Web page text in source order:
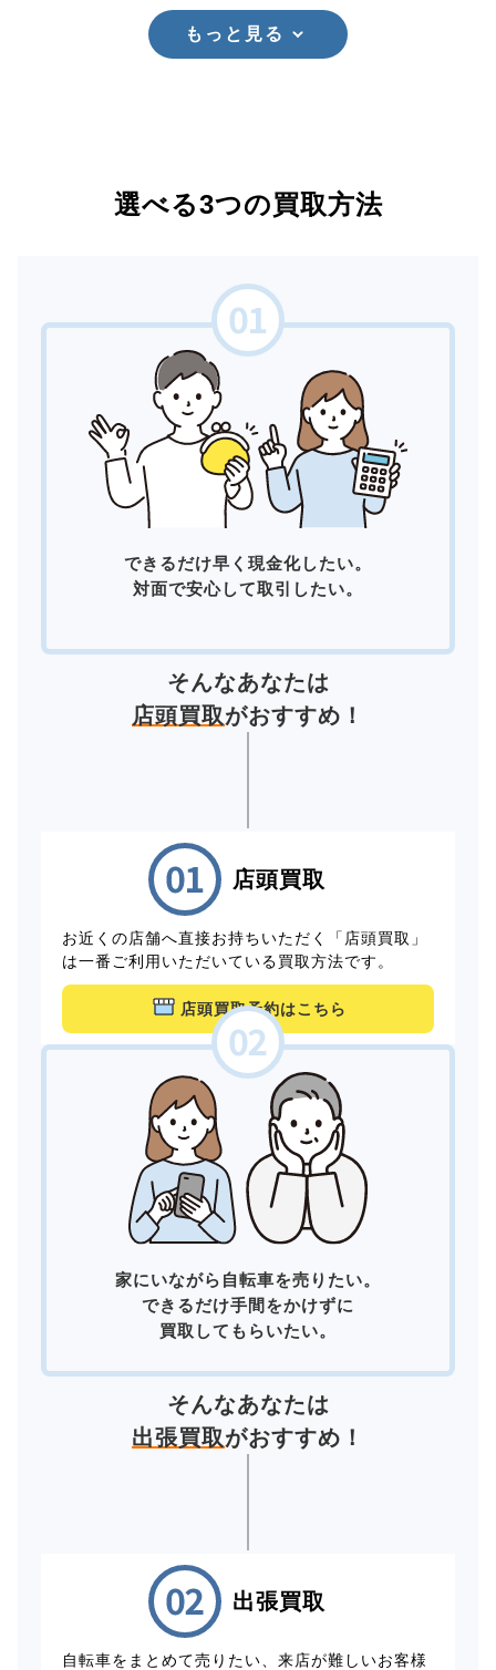
もっと見る
選べる3つの買取方法
できるだけ早く現金化したい。
対面で安心して取引したい。
そんなあなたは
店頭買取がおすすめ！
店頭買取
お近くの店舗へ直接お持ちいただく「店頭買取」
は一番ご利用いただいている買取方法です。
店頭買取予約はこちら
家にいながら自転車を売りたい。
できるだけ手間をかけずに
買取してもらいたい。
そんなあなたは
出張買取がおすすめ！
出張買取
自転車をまとめて売りたい、来店が難しいお客様